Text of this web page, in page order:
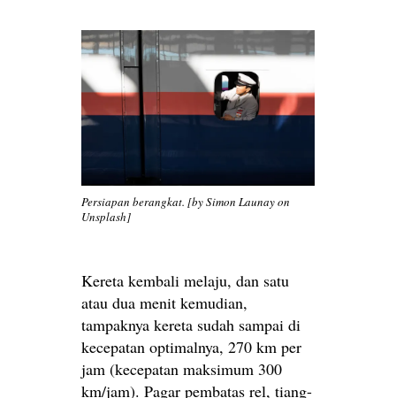
Persiapan berangkat. [by Simon Launay on
Unsplash]
Kereta kembali melaju, dan satu
atau dua menit kemudian,
tampaknya kereta sudah sampai di
kecepatan optimalnya, 270 km per
jam (kecepatan maksimum 300
km/jam). Pagar pembatas rel, tiang-